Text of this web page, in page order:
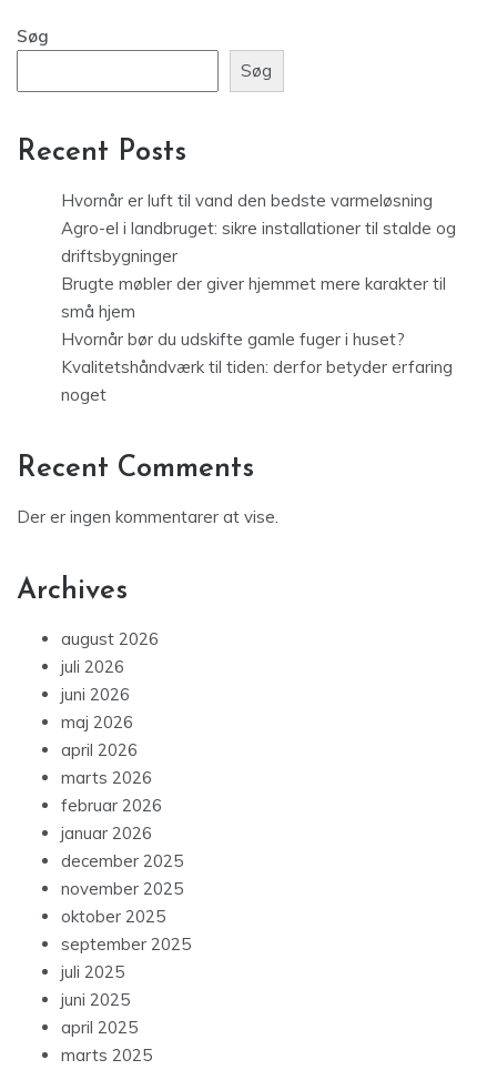
Søg
Søg
Recent Posts
Hvornår er luft til vand den bedste varmeløsning
Agro-el i landbruget: sikre installationer til stalde og
driftsbygninger
Brugte møbler der giver hjemmet mere karakter til
små hjem
Hvornår bør du udskifte gamle fuger i huset?
Kvalitetshåndværk til tiden: derfor betyder erfaring
noget
Recent Comments
Der er ingen kommentarer at vise.
Archives
august 2026
juli 2026
juni 2026
maj 2026
april 2026
marts 2026
februar 2026
januar 2026
december 2025
november 2025
oktober 2025
september 2025
juli 2025
juni 2025
april 2025
marts 2025